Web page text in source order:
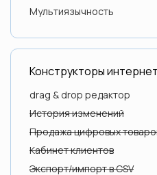
Мультиязычность
Конструкторы
drag & drop редактор
История изменений
Продажа цифровых
Кабинет клиентов
Экспорт/импорт в CSV